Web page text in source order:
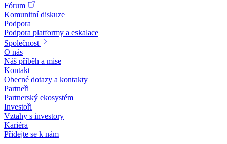
Fórum
Komunitní diskuze
Podpora
Podpora platformy a eskalace
Společnost
O nás
Náš příběh a mise
Kontakt
Obecné dotazy a kontakty
Partneři
Partnerský ekosystém
Investoři
Vztahy s investory
Kariéra
Přidejte se k nám